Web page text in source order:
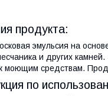
продукта:
эмульсия на
и других
моющим средствам.
по